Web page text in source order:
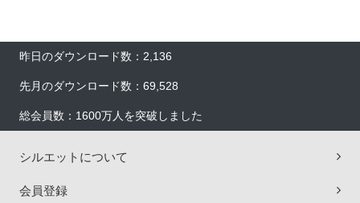
昨日のダウンロード数：2,136
先月のダウンロード数：69,528
総会員数：1600万人を突破しました
シルエットについて
会員登録